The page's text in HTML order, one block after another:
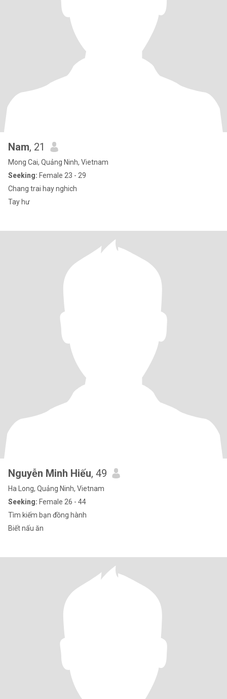
Nam, 21
Mong Cai, Quảng Ninh, Vietnam
Seeking: Female 23 - 29
Chang trai hay nghich
Tay hư
Nguyễn Minh Hiếu, 49
Ha Long, Quảng Ninh, Vietnam
Seeking: Female 26 - 44
Tìm kiếm bạn đồng hành
Biết nấu ăn